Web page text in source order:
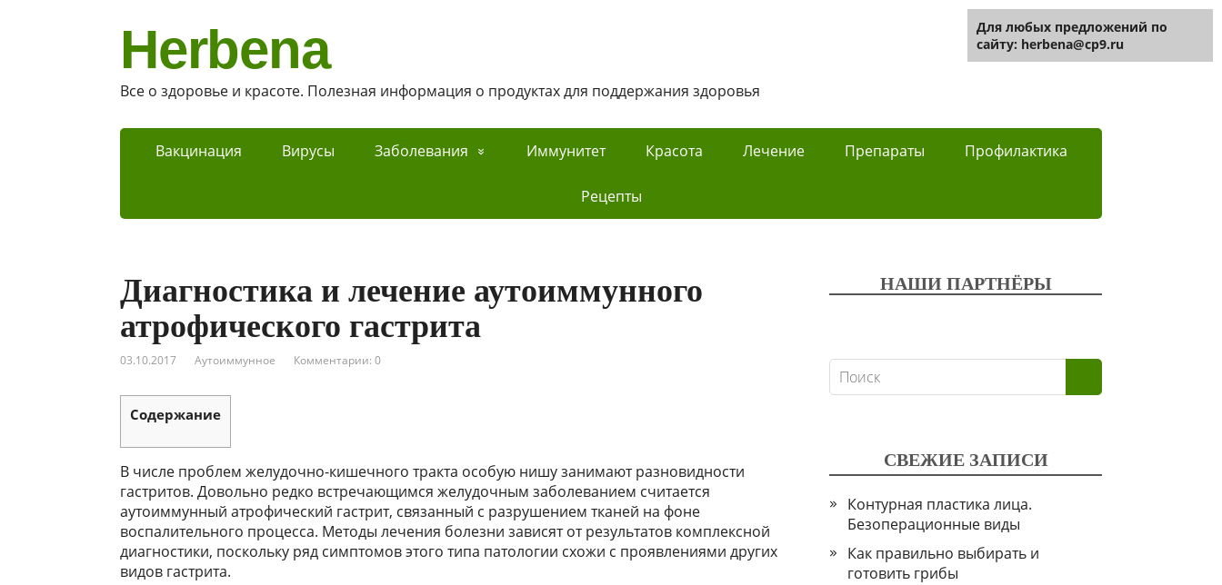
Herbena
Все о здоровье и красоте. Полезная информация о продуктах для поддержания здоровья
Вакцинация Вирусы Заболевания Иммунитет Красота Лечение Препараты Профилактика
Рецепты
Диагностика и лечение аутоиммунного
атрофического гастрита
03.10.2017 Аутоиммунное Комментарии: 0
Содержание
В числе проблем желудочно-кишечного тракта особую нишу занимают разновидности
гастритов. Довольно редко встречающимся желудочным заболеванием считается
аутоиммунный атрофический гастрит, связанный с разрушением тканей на фоне
воспалительного процесса. Методы лечения болезни зависят от результатов комплексной
диагностики, поскольку ряд симптомов этого типа патологии схожи с проявлениями других
видов гастрита.
НАШИ ПАРТНЁРЫ
СВЕЖИЕ ЗАПИСИ
Контурная пластика лица.
Безоперационные виды
Как правильно выбирать и
готовить грибы
Для любых предложений по
сайту: herbena@cp9.ru